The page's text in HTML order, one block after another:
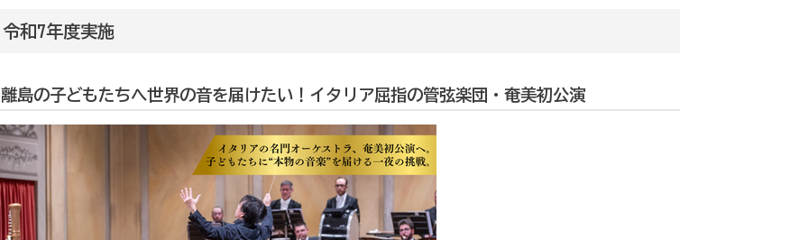
令和7年度実施
離島の子どもたちへ世界の音を届けたい！イタリア屈指の管弦楽団・奄美初公演